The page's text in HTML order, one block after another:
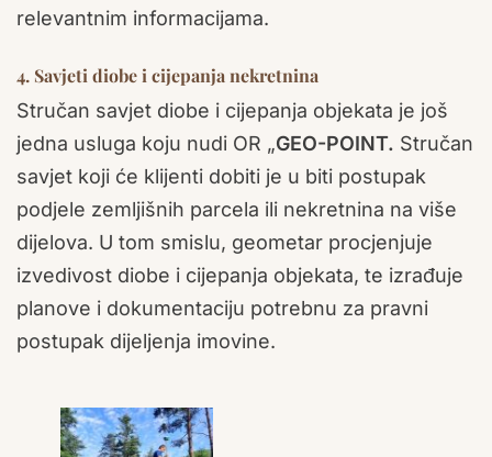
relevantnim informacijama.
4. Savjeti diobe i cijepanja nekretnina
Stručan savjet diobe i cijepanja objekata je još
jedna usluga koju nudi OR „GEO-POINT. Stručan
savjet koji će klijenti dobiti je u biti postupak
podjele zemljišnih parcela ili nekretnina na više
dijelova. U tom smislu, geometar procjenjuje
izvedivost diobe i cijepanja objekata, te izrađuje
planove i dokumentaciju potrebnu za pravni
postupak dijeljenja imovine.